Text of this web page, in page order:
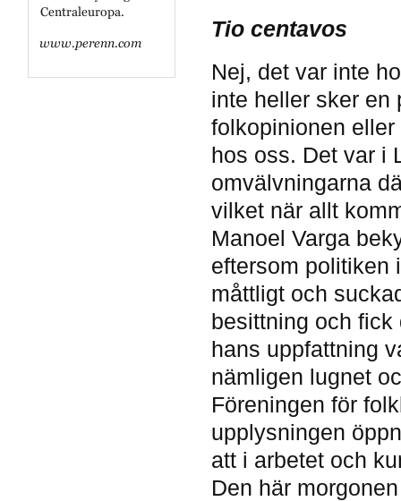
Tio centavos
Nej, det var inte
inte heller sker en
folkopinionen
hos oss. Det var i
omvälvningarna
vilket när allt
Manoel Varga
eftersom politiken
måttligt och
besittning och fick
hans uppfattning
nämligen lugnet
Föreningen för
upplysningen
att i arbetet och
Den här